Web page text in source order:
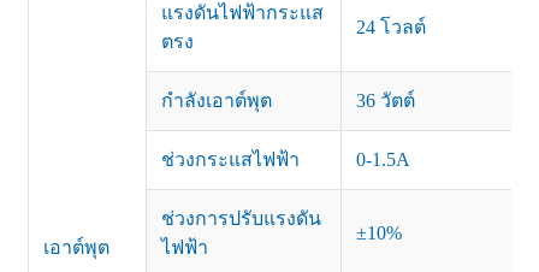
เอาต์พุต
แรงดันไฟฟ้ากระแส
ตรง
24 โวลต์
กำลังเอาต์พุต 36 วัตต์
ช่วงกระแสไฟฟ้า 0-1.5A
ช่วงการปรับแรงดัน
ไฟฟ้า
±10%